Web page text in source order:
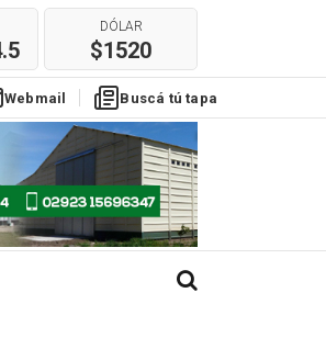
EURO
$1780
Webmail Buscá tú tapa